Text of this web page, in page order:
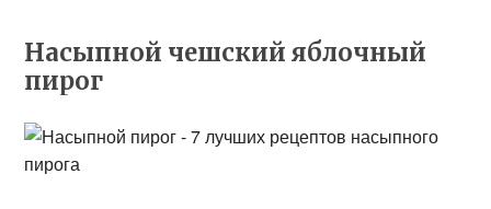
Насыпной чешский яблочный
пирог